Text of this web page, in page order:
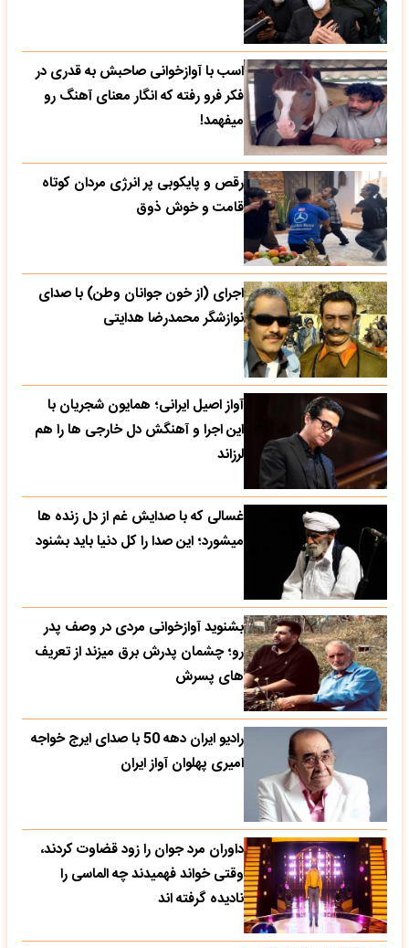
اسب با آوازخوانی صاحبش به قدری در
فکر فرو رفته که انگار معنای آهنگ رو
میفهمد!
رقص و پایکوبی پر انرژی مردان کوتاه
قامت و خوش ذوق
اجرای (از خون جوانان وطن) با صدای
نوازشگر محمدرضا هدایتی
آواز اصیل ایرانی؛ همایون شجریان با
این اجرا و آهنگش دل خارجی ها را هم
لرزاند
غسالی که با صدایش غم از دل زنده ها
میشورد؛ این صدا را کل دنیا باید بشنود
بشنوید آوازخوانی مردی در وصف پدر
رو؛ چشمان پدرش برق میزند از تعریف
های پسرش
رادیو ایران دهه 50 با صدای ایرج خواجه
امیری پهلوان آواز ایران
داوران مرد جوان را زود قضاوت کردند،
وقتی خواند فهمیدند چه الماسی را
نادیده گرفته اند